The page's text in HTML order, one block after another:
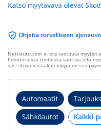
Katso myytävävä olevat
Ohjeita turvalliseen
Nettiauto.com ei ota vastuuta myyjän
Ilmoitetuissa tiedoissa saattaa olla
siis sitova vasta kun myyjä on sen
Automaatit
Sähköautot